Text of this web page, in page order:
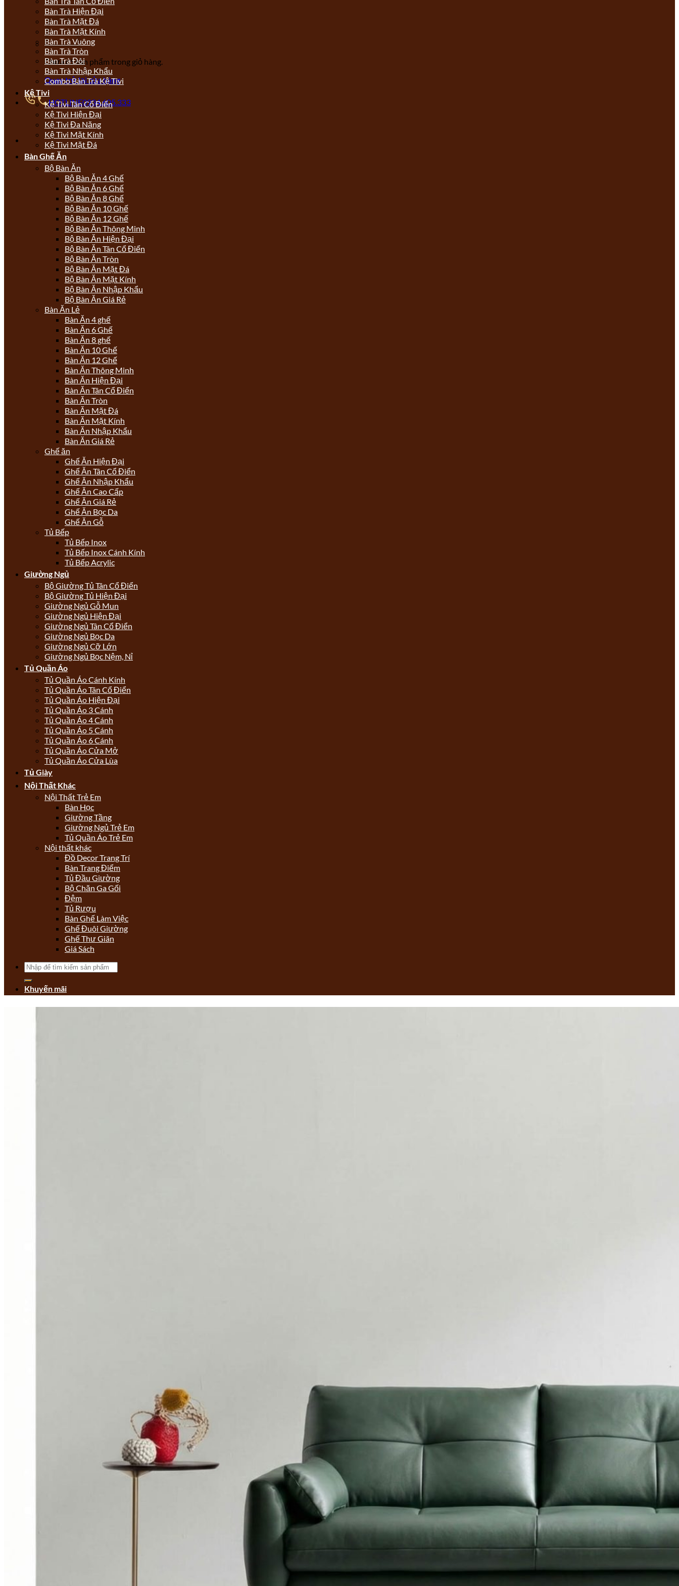
Chưa có sản phẩm trong giỏ hàng.
Quay trở lại cửa hàng
HOTLINE0934.605.333
Bàn Trà Hiện Đại
Bàn Trà Mặt Đá
Bàn Trà Mặt Kính
Bàn Trà Vuông
Bàn Trà Tròn
Bàn Trà Đôi
Bàn Trà Nhập Khẩu
Combo Bàn Trà Kệ Tivi
Kệ Tivi
Kệ Tivi Tân Cổ Điển
Kệ Tivi Hiện Đại
Kệ Tivi Đa Năng
Kệ Tivi Mặt Kính
Kệ Tivi Mặt Đá
Bàn Ghế Ăn
Bộ Bàn Ăn
Bộ Bàn Ăn 4 Ghế
Bộ Bàn Ăn 6 Ghế
Bộ Bàn Ăn 8 Ghế
Bộ Bàn Ăn 10 Ghế
Bộ Bàn Ăn 12 Ghế
Bộ Bàn Ăn Thông Minh
Bộ Bàn Ăn Hiện Đại
Bộ Bàn Ăn Tân Cổ Điển
Bộ Bàn Ăn Tròn
Bộ Bàn Ăn Mặt Đá
Bộ Bàn Ăn Mặt Kính
Bộ Bàn Ăn Nhập Khẩu
Bộ Bàn Ăn Giá Rẻ
Bàn Ăn Lẻ
Bàn Ăn 4 ghế
Bàn Ăn 6 Ghế
Bàn Ăn 8 ghế
Bàn Ăn 10 Ghế
Bàn Ăn 12 Ghế
Bàn Ăn Thông Minh
Bàn Ăn Hiện Đại
Bàn Ăn Tân Cổ Điển
Bàn Ăn Tròn
Bàn Ăn Mặt Đá
Bàn Ăn Mặt Kính
Bàn Ăn Nhập Khẩu
Bàn Ăn Giá Rẻ
Ghế ăn
Ghế Ăn Hiện Đại
Ghế Ăn Tân Cổ Điển
Ghế Ăn Nhập Khẩu
Ghế Ăn Cao Cấp
Ghế Ăn Giá Rẻ
Ghế Ăn Bọc Da
Ghế Ăn Gỗ
Tủ Bếp
Tủ Bếp Inox
Tủ Bếp Inox Cánh Kính
Tủ Bếp Acrylic
Giường Ngủ
Bộ Giường Tủ Tân Cổ Điển
Bộ Giường Tủ Hiện Đại
Giường Ngủ Gỗ Mun
Giường Ngủ Hiện Đại
Giường Ngủ Tân Cổ Điển
Giường Ngủ Bọc Da
Giường Ngủ Cỡ Lớn
Giường Ngủ Bọc Nệm, Nỉ
Tủ Quần Áo
Tủ Quần Áo Cánh Kính
Tủ Quần Áo Tân Cổ Điển
Tủ Quần Áo Hiện Đại
Tủ Quần Áo 3 Cánh
Tủ Quần Áo 4 Cánh
Tủ Quần Áo 5 Cánh
Tủ Quần Áo 6 Cánh
Tủ Quần Áo Cửa Mở
Tủ Quần Áo Cửa Lùa
Tủ Giày
Nội Thất Khác
Nội Thất Trẻ Em
Bàn Học
Giường Tầng
Giường Ngủ Trẻ Em
Tủ Quần Áo Trẻ Em
Nội thất khác
Đồ Decor Trang Trí
Bàn Trang Điểm
Tủ Đầu Giường
Bộ Chăn Ga Gối
Đệm
Tủ Rượu
Bàn Ghế Làm Việc
Ghế Đuôi Giường
Ghế Thư Giãn
Giá Sách
Tìm
kiếm:
Khuyến mãi